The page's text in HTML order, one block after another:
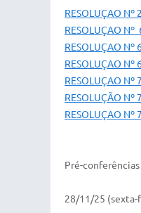
RESOLUÇAO Nº
RESOLUÇAO Nº
RESOLUÇAO Nº
RESOLUÇAO Nº
RESOLUÇAO Nº
RESOLUÇÃO Nº
RESOLUÇAO Nº
Pré-
28/11/25 (sexta-